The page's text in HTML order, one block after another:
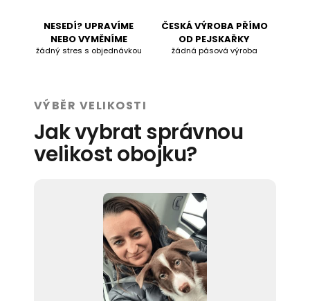
NESEDÍ? UPRAVÍME
NEBO VYMĚNÍME
žádný stres s objednávkou
ČESKÁ VÝROBA PŘÍMO
OD PEJSKAŘKY
žádná pásová výroba
VÝBĚR VELIKOSTI
Jak vybrat správnou
velikost obojku?